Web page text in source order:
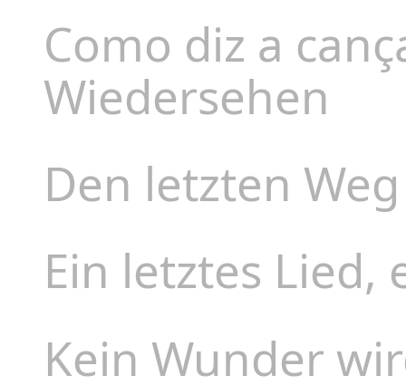
Como diz a
Wiedersehen
Den letzten
Ein letztes
Kein Wunder